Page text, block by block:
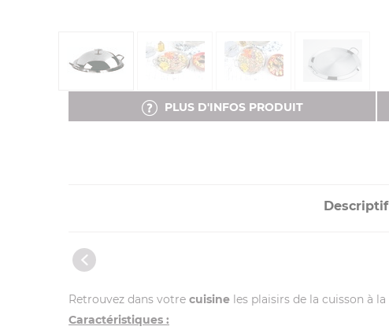
PLUS D'INFOS PRODUIT
Descriptif
Retrouvez dans votre cuisine les plaisirs de la cuisson à la
Caractéristiques :